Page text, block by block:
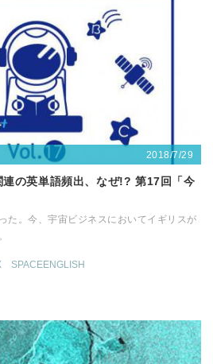
2018/7/29
の英単語頻出、なぜ!? 第17回「今
た。今、宇宙ビジネスにおいてイギリスが
SPACEENGLISH